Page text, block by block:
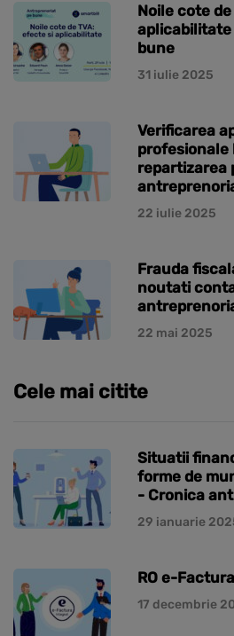
Noile cote
bune
31 iulie 2025
Verificarea
profesionale
repartizarea
22 iulie 2025
Frauda
noutati
22 mai 2025
Cele mai citite
Situatii
forme de
- Cronica
29 ianuarie
RO e-
17 decembrie